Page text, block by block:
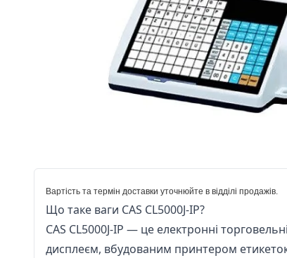
Вартість та термін доставки уточнюйте в відділі продажів.
Що таке ваги CAS CL5000J-IP?
CAS CL5000J-IP — це електронні
дисплеєм, вбудованим принтером